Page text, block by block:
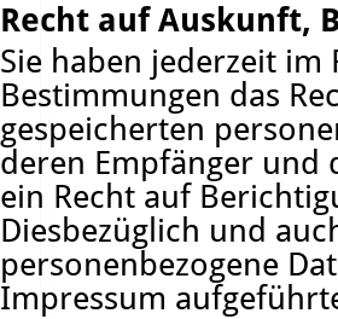
Recht auf Auskunft,
Sie haben jederzeit im
Bestimmungen das
gespeicherten
deren Empfänger und
ein Recht auf
Diesbezüglich und
personenbezogene
Impressum